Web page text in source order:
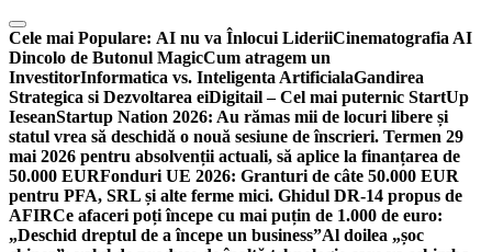
Skip
to
content
Cele mai Populare: AI nu va Înlocui LideriiCinematografia AI
Dincolo de Butonul MagicCum atragem un
InvestitorInformatica vs. Inteligenta ArtificialaGandirea
Strategica si Dezvoltarea eiDigitail – Cel mai puternic StartUp
IeseanStartup Nation 2026: Au rămas mii de locuri libere și
statul vrea să deschidă o nouă sesiune de înscrieri. Termen 29
mai 2026 pentru absolvenții actuali, să aplice la finanțarea de
50.000 EURFonduri UE 2026: Granturi de câte 50.000 EUR
pentru PFA, SRL și alte ferme mici. Ghidul DR-14 propus de
AFIRCe afaceri poți începe cu mai puțin de 1.000 de euro:
„Deschid dreptul de a începe un business”Al doilea „șoc